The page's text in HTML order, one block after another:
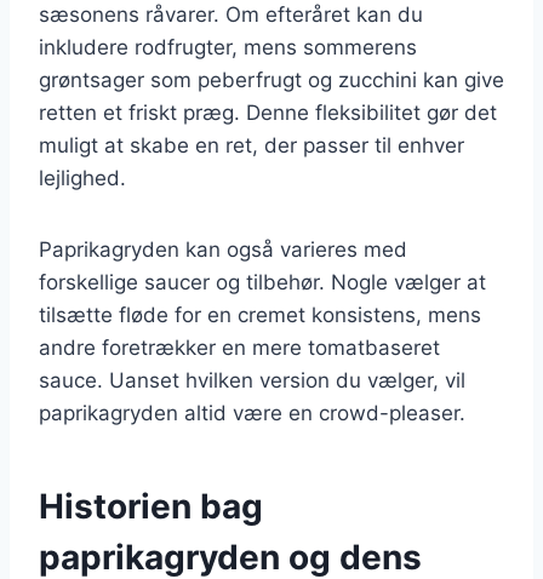
sæsonens råvarer. Om efteråret kan du
inkludere rodfrugter, mens sommerens
grøntsager som peberfrugt og zucchini kan give
retten et friskt præg. Denne fleksibilitet gør det
muligt at skabe en ret, der passer til enhver
lejlighed.
Paprikagryden kan også varieres med
forskellige saucer og tilbehør. Nogle vælger at
tilsætte fløde for en cremet konsistens, mens
andre foretrækker en mere tomatbaseret
sauce. Uanset hvilken version du vælger, vil
paprikagryden altid være en crowd-pleaser.
Historien bag
paprikagryden og dens